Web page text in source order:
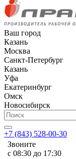
Ваш город
Казань
Москва
Санкт-Петербург
Казань
Уфа
Екатеринбург
Омск
Новосибирск
+7 (843) 528-00-30
Звоните
с 08:30 до 17:30